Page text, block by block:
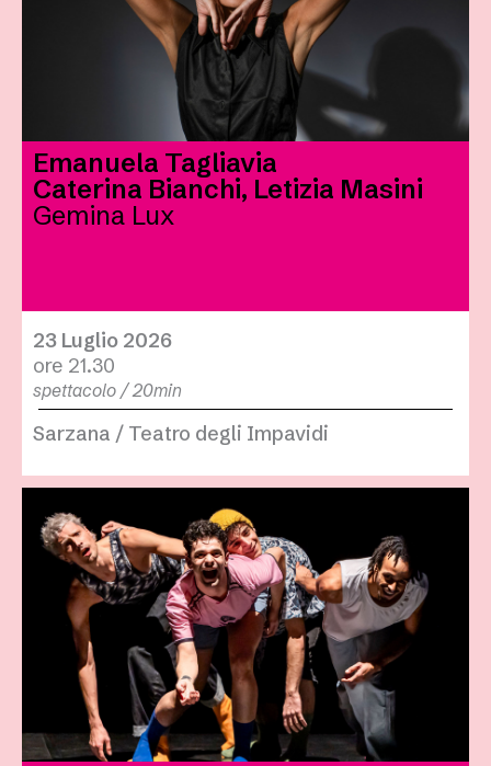
Emanuela Tagliavia
Caterina Bianchi, Letizia Masini
Gemina Lux
23 Luglio 2026
ore 21.30
spettacolo / 20min
Sarzana / Teatro degli Impavidi